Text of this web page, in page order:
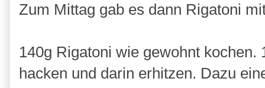
Zum Mittag gab es dann Rigatoni
140g Rigatoni wie gewohnt
hacken und darin erhitzen. Dazu